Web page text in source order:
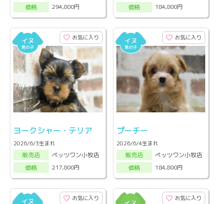
価格
294,800円
価格
184,800円
お気に入り
ヨークシャー・テリア
2026/6/3生まれ
販売店
ペッツワン小牧店
価格
217,800円
お気に入り
プーチー
2026/6/4生まれ
販売店
ペッツワン小牧店
価格
184,800円
お気に入り お気に入り